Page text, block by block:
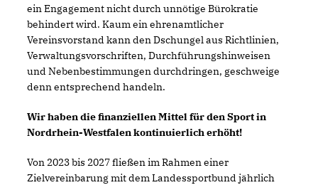
ein Engagement nicht durch unnötige Bürokratie
behindert wird. Kaum ein ehrenamtlicher
Vereinsvorstand kann den Dschungel aus Richtlinien,
Verwaltungsvorschriften, Durchführungshinweisen
und Nebenbestimmungen durchdringen, geschweige
denn entsprechend handeln.
Wir haben die finanziellen Mittel für den Sport in
Nordrhein-Westfalen kontinuierlich erhöht!
Von 2023 bis 2027 fließen im Rahmen einer
Zielvereinbarung mit dem Landessportbund jährlich